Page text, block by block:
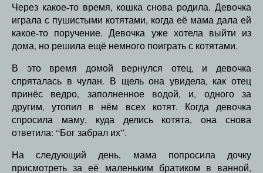
Через какое-то время, кошка снова родила. Девочка
играла с пушистыми котятами, когда её мама дала ей
какое-то поручение. Девочка уже хотела выйти из
дома, но решила ещё немного поиграть с котятами.
В это время домой вернулся отец, и девочка
спряталась в чулан. В щель она увидела, как отец
принёс ведро, заполненное водой, и, одного за
другим, утопил в нём всех котят. Когда девочка
спросила маму, куда делись котята, она снова
ответила: “Бог забрал их”.
На следующий день, мама попросила дочку
присмотреть за её маленьким братиком в ванной,